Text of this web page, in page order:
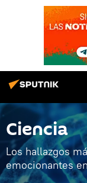
Ciencia
Los hallazgos
emocionantes